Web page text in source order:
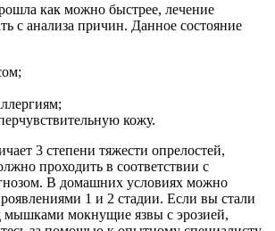
как можно быстрее, лечение
с анализа причин. Данное состояние
кожу.
3 степени тяжести опрелостей,
проходить в соответствии с
В домашних условиях можно
1 и 2 стадии. Если вы стали
мышками мокнущие язвы с эрозией,